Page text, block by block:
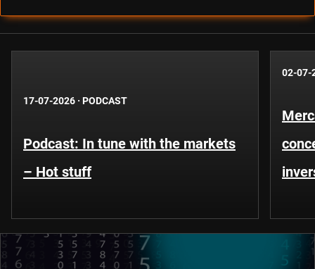
17-07-2026 · PODCAST
Podcast: In tune with the markets
– Hot stuff
02-07-